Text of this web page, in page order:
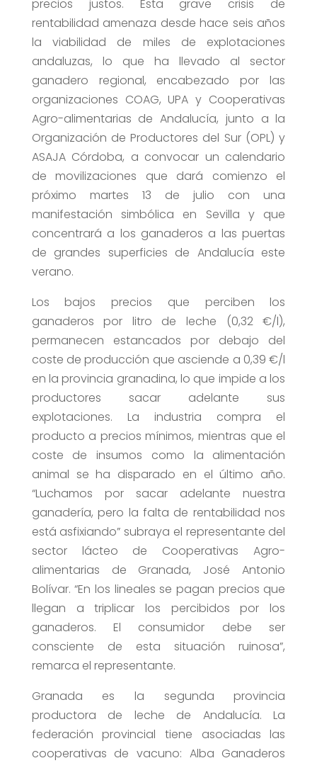
precios justos. Esta grave crisis de
rentabilidad amenaza desde hace seis años
la viabilidad de miles de explotaciones
andaluzas, lo que ha llevado al sector
ganadero regional, encabezado por las
organizaciones COAG, UPA y Cooperativas
Agro-alimentarias de Andalucía, junto a la
Organización de Productores del Sur (OPL) y
ASAJA Córdoba, a convocar un calendario
de movilizaciones que dará comienzo el
próximo martes 13 de julio con una
manifestación simbólica en Sevilla y que
concentrará a los ganaderos a las puertas
de grandes superficies de Andalucía este
verano.
Los bajos precios que perciben los
ganaderos por litro de leche (0,32 €/l),
permanecen estancados por debajo del
coste de producción que asciende a 0,39 €/l
en la provincia granadina, lo que impide a los
productores sacar adelante sus
explotaciones. La industria compra el
producto a precios mínimos, mientras que el
coste de insumos como la alimentación
animal se ha disparado en el último año.
“Luchamos por sacar adelante nuestra
ganadería, pero la falta de rentabilidad nos
está asfixiando” subraya el representante del
sector lácteo de Cooperativas Agro-
alimentarias de Granada, José Antonio
Bolívar. “En los lineales se pagan precios que
llegan a triplicar los percibidos por los
ganaderos. El consumidor debe ser
consciente de esta situación ruinosa”,
remarca el representante.
Granada es la segunda provincia
productora de leche de Andalucía. La
federación provincial tiene asociadas las
cooperativas de vacuno: Alba Ganaderos